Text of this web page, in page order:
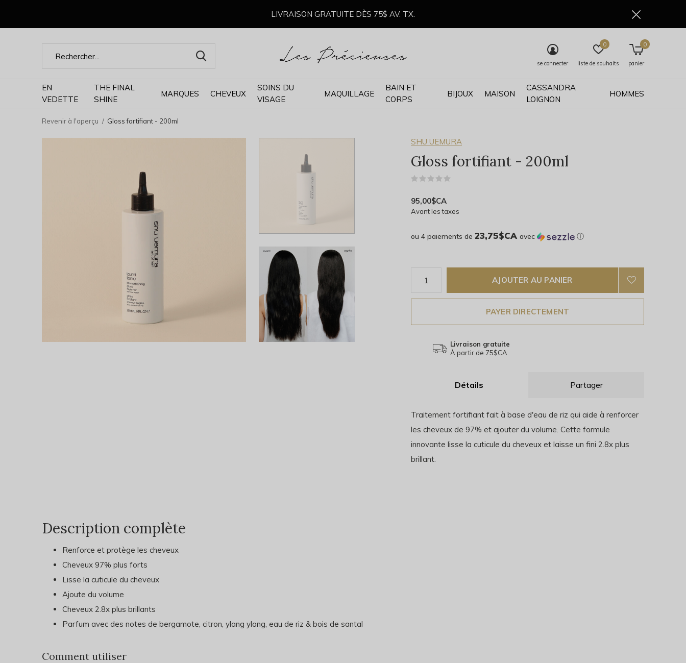
EN
VEDETTE
THE FINAL
SHINE
MARQUES CHEVEUX
SOINS DU
VISAGE
MAQUILLAGE
BAIN ET
CORPS
BIJOUX MAISON
CASSANDRA
LOIGNON
HOMMES
se connecter liste de souhaits
0
panier
0
LIVRAISON GRATUITE DÈS 75$ AV. TX.
Revenir à l'aperçu Gloss fortifiant - 200ml
SHU UEMURA
Gloss fortifiant - 200ml
95,00$CA
Avant les taxes
ou 4 paiements de 23,75$CA avec ⓘ
AJOUTER AU PANIER
PAYER DIRECTEMENT
Livraison gratuite
À partir de 75$CA
Détails Partager
Traitement fortifiant fait à base d'eau de riz qui aide à renforcer
les cheveux de 97% et ajouter du volume. Cette formule
innovante lisse la cuticule du cheveux et laisse un fini 2.8x plus
brillant.
Description complète
Renforce et protège les cheveux
Cheveux 97% plus forts
Lisse la cuticule du cheveux
Ajoute du volume
Cheveux 2.8x plus brillants
Parfum avec des notes de bergamote, citron, ylang ylang, eau de riz & bois de santal
Comment utiliser